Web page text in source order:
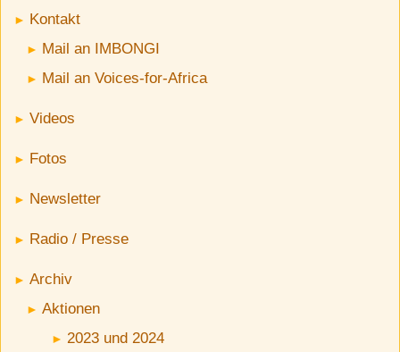
Kontakt
Mail an IMBONGI
Mail an Voices-for-Africa
Videos
Fotos
Newsletter
Radio / Presse
Archiv
Aktionen
2023 und 2024